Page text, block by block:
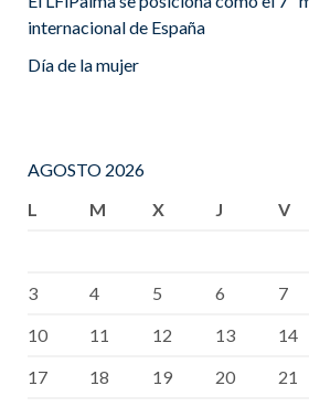
internacional de España
Día de la mujer
AGOSTO 2026
L
M X J V
3
4 5 6 7
10
11 12 13 14
17
18 19 20 21